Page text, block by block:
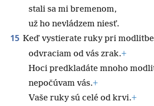
stali sa mi bremenom,
už ho nevládzem niesť.
15 Keď vystierate ruky pri
odvraciam od vás zrak.+
Hoci predkladáte mnoho
nepočúvam vás.+
Vaše ruky sú celé od krvi.+